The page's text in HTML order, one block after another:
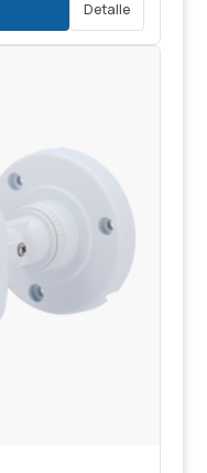
Detalle